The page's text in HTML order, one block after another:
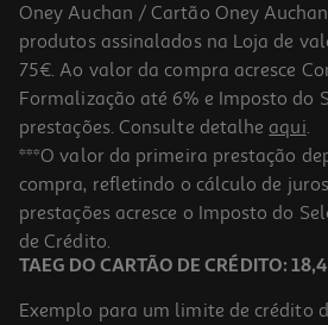
Oney Auchan / Cartão Oney
produtos assinalados na Loja de
75€. Ao valor da compra acresce
Formalização até 6% e Imposto do
prestações. Consulte detalhe aqui.
***O valor da primeira prestação
compra, refletindo o cálculo de
prestações acresce o Imposto do
de Crédito.
TAEG DO CARTÃO DE CRÉDITO:
Exemplo para um limite de crédito